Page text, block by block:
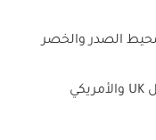
الصدر والخصر
يوضح المقاسات بعدة أنظمة مثل UK والأمريكي